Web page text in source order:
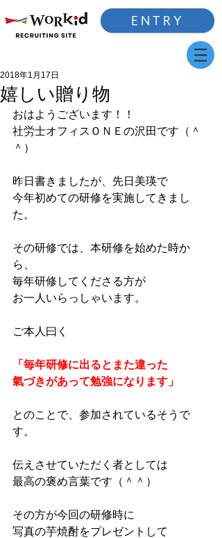
ENTRY
嬉しい贈り物
2018年1月17日
おはようございます！！
社労士オフィスＯＮＥの沢田です（＾
＾）
昨日書きましたが、先日美瑛で
今年初めての研修を実施してきまし
た。
その研修では、本研修を始めた時か
ら、
毎年研修してくださる方が
お一人いらっしゃいます。
ご本人曰く
「毎年研修に出るとまた違った
氣づきがあって勉強になります」
とのことで、参加されているそうで
す。
伝えさせていただく者としては
最高の褒め言葉です（＾＾）
その方が今回の研修時に
写真の芋焼酎をプレゼントして